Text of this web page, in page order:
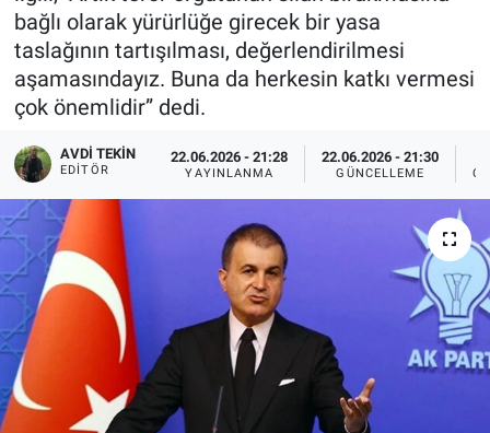
bağlı olarak yürürlüğe girecek bir yasa
taslağının tartışılması, değerlendirilmesi
aşamasındayız. Buna da herkesin katkı vermesi
çok önemlidir” dedi.
AVDI TEKIN
EDITÖR
22.06.2026 - 21:28
YAYINLANMA
22.06.2026 - 21:30
GÜNCELLEME
Son Dakika Haberleri
Haber Arşivi